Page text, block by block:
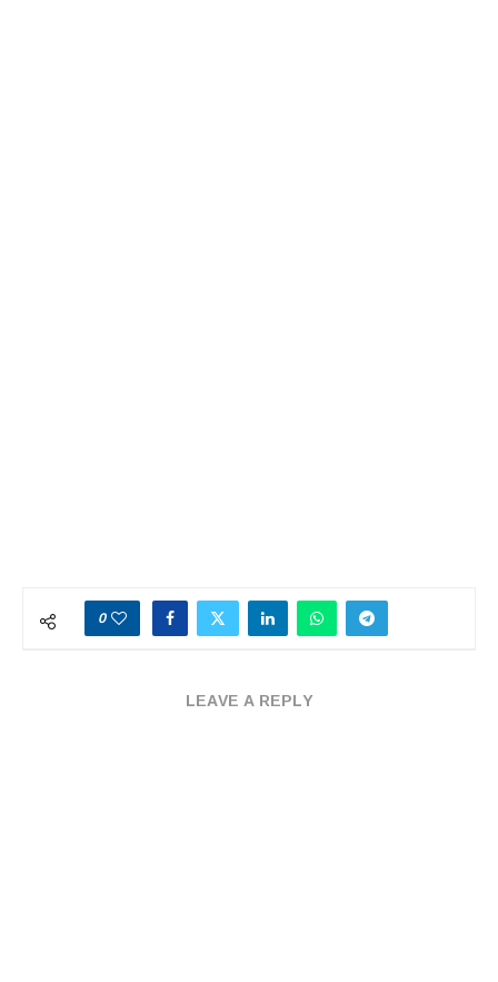
0
LEAVE A REPLY